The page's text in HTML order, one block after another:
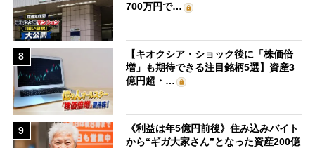
700万円で…
8
【キオクシア・ショック後に「株価倍
増」も期待できる注目銘柄5選】資産3
億円超・…
9
《利益は年5億円前後》住み込みバイト
から“ギガ大家さん”となった資産200億